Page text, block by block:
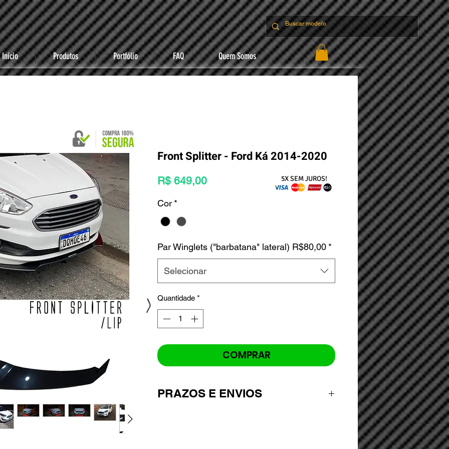
Início Produtos Portfólio FAQ Quem Somos
Front Splitter - Ford Ká 2014-2020
R$ 649,00Preço
Cor *
Par Winglets ("barbatana" lateral) R$80,00 *
Selecionar
Quantidade *
COMPRAR
PRAZOS E ENVIOS
>
5X SEM JUROS!